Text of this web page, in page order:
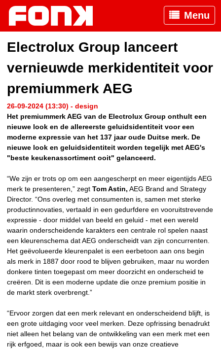
Menu
Electrolux Group lanceert
vernieuwde merkidentiteit voor
premiummerk AEG
26-09-2024 (13:30) - design
Het premiummerk AEG van de Electrolux Group onthult een
nieuwe look en de allereerste geluidsidentiteit voor een
moderne expressie van het 137 jaar oude Duitse merk. De
nieuwe look en geluidsidentiteit worden tegelijk met AEG's
"beste keukenassortiment ooit" gelanceerd.
“We zijn er trots op om een aangescherpt en meer eigentijds AEG
merk te presenteren,” zegt Tom Astin, AEG Brand and Strategy
Director. “Ons overleg met consumenten is, samen met sterke
productinnovaties, vertaald in een gedurfdere en vooruitstrevende
expressie - door middel van beeld en geluid - met een wereld
waarin onderscheidende karakters een centrale rol spelen naast
een kleurenschema dat AEG onderscheidt van zijn concurrenten.
Het geëvolueerde kleurenpalet is een eerbetoon aan ons begin
als merk in 1887 door rood te blijven gebruiken, maar nu worden
donkere tinten toegepast om meer doorzicht en onderscheid te
creëren. Dit is een moderne update die onze premium positie in
de markt sterk overbrengt.”
“Ervoor zorgen dat een merk relevant en onderscheidend blijft, is
een grote uitdaging voor veel merken. Deze opfrissing benadrukt
niet alleen het belang van de ontwikkeling van een merk met een
rijk erfgoed, maar is ook een bewijs van onze creatieve